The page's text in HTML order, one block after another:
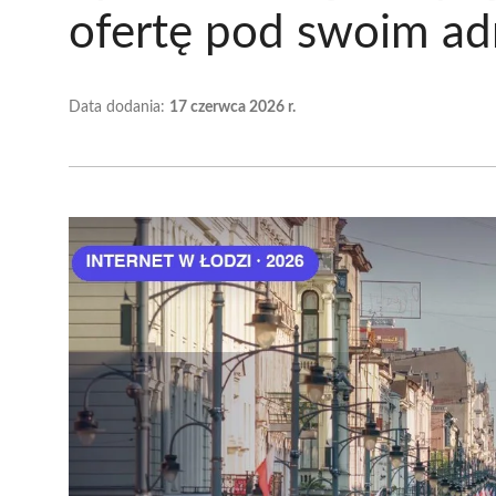
ofertę pod swoim
Data dodania: 17 czerwca 2026 r.